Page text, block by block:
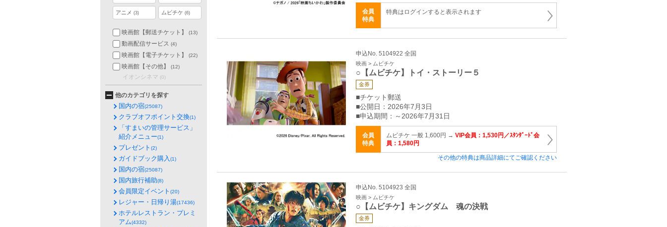
会員
特典
特典はログインすると表示されます
申込No. 5104922 全国
映画 > ムビチケ
○【ムビチケ】トイ・ストーリー５
金券
■チケット郵送
■公開日：2026年7月3日
■申込期間：～2026年7月31日
会員
特典
ムビチケ 一般 1,600円 → VIP会員：1,530円／ｽﾀﾝﾀﾞｰﾄﾞ会
員：1,580円
その他の特典は商品詳細にてご確認ください
申込No. 5104923 全国
映画 > ムビチケ
○【ムビチケ】キングダム 魂の決戦
金券
アニメ (3) ムビチケ (6)
映画館【郵送チケット】 (13)
動画配信サービス (4)
映画館【電子チケット】 (22)
映画館【その他】 (12)
イオンシネマ (0)
他のカテゴリを探す
国内の宿(25087)
クラブオフポイント交換(1)
「すまいの管理サービス」
紹介メニュー(1)
プレゼント (2)
ガイドブック購入 (1)
国内の宿(25087)
国内旅行補助(8)
会員限定イベント (20)
レジャー・日帰り湯(17436)
ホテルレストラン・プレミ
アム(4332)